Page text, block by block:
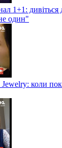
1+1:
один"
Jewelry: коли